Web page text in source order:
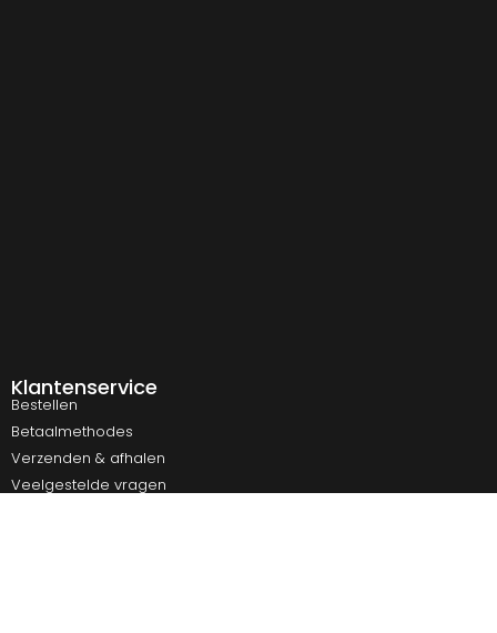
Klantenservice
Bestellen
Betaalmethodes
Verzenden & afhalen
Veelgestelde vragen